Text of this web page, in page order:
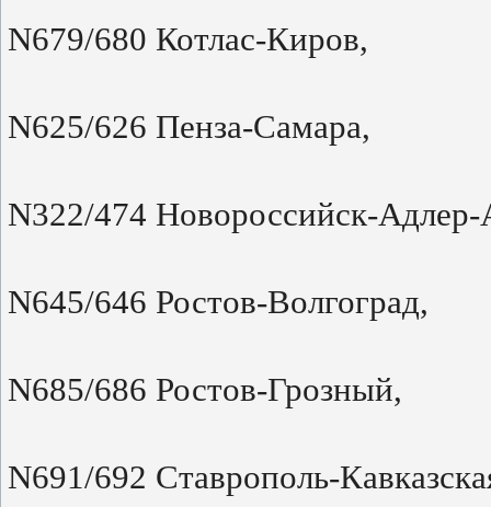
N679/680 Котлас-Киров,
N625/626 Пенза-Самара,
N322/474 Новороссийск-Адлер-
N645/646 Ростов-Волгоград,
N685/686 Ростов-Грозный,
N691/692 Ставрополь-